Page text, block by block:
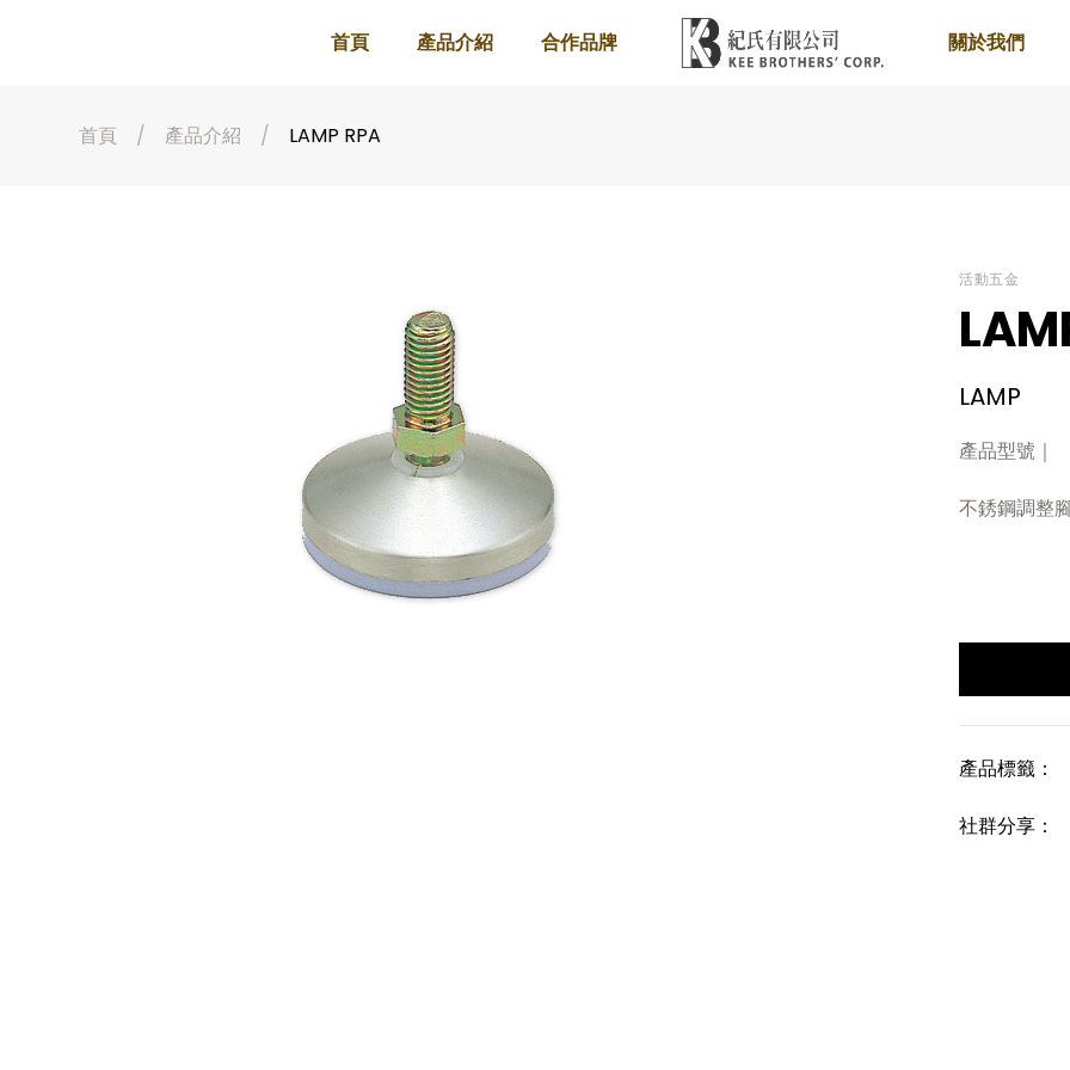
首頁 產品介紹 合作品牌 關於我們
首頁 產品介紹 LAMP RPA
活動五金
LAMP
產品型號｜
不銹鋼調整
產品標籤：
社群分享：